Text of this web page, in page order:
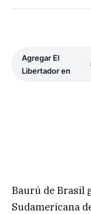
Agregar El
Libertador en
Baurú de Brasil
Sudamericana